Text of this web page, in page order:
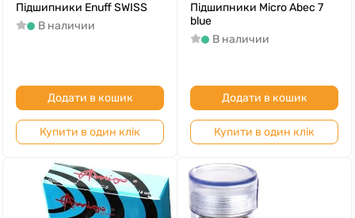
Підшипники Enuff SWISS
В наличии
Додати в кошик
Купити в один клік
Підшипники Micro Abec 7
blue
В наличии
Додати в кошик
Купити в один клік